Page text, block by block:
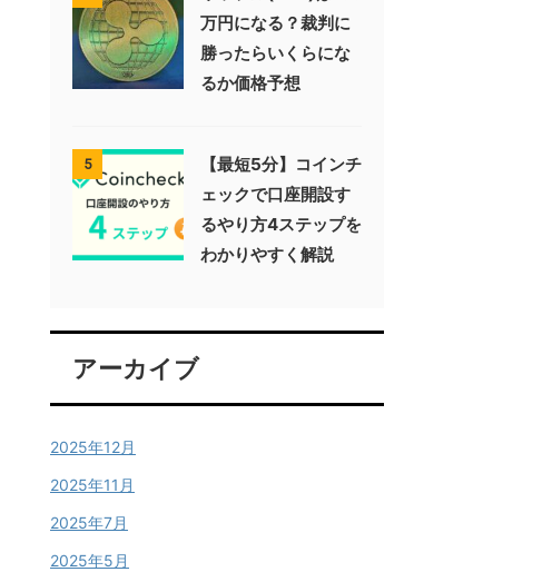
万円になる？裁判に
勝ったらいくらにな
るか価格予想
5
【最短5分】コインチ
ェックで口座開設す
るやり方4ステップを
わかりやすく解説
アーカイブ
2025年12月
2025年11月
2025年7月
2025年5月